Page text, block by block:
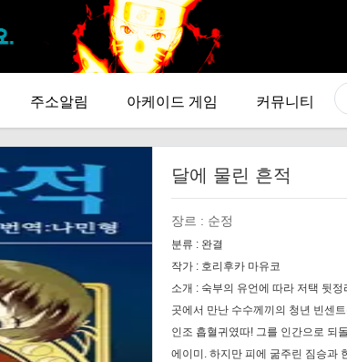
주소알림 아케이드 게임 커뮤니티
달에 물린 흔적
장르 : 순정
분류 : 완결
작가 : 호리후카 마유코
소개 : 숙부의 유언에 따라 저택 뒷
곳에서 만난 수수께끼의 청년 빈센
인조 흡혈귀였따! 그를 인간으로 되
에이미. 하지만 피에 굶주린 짐승과